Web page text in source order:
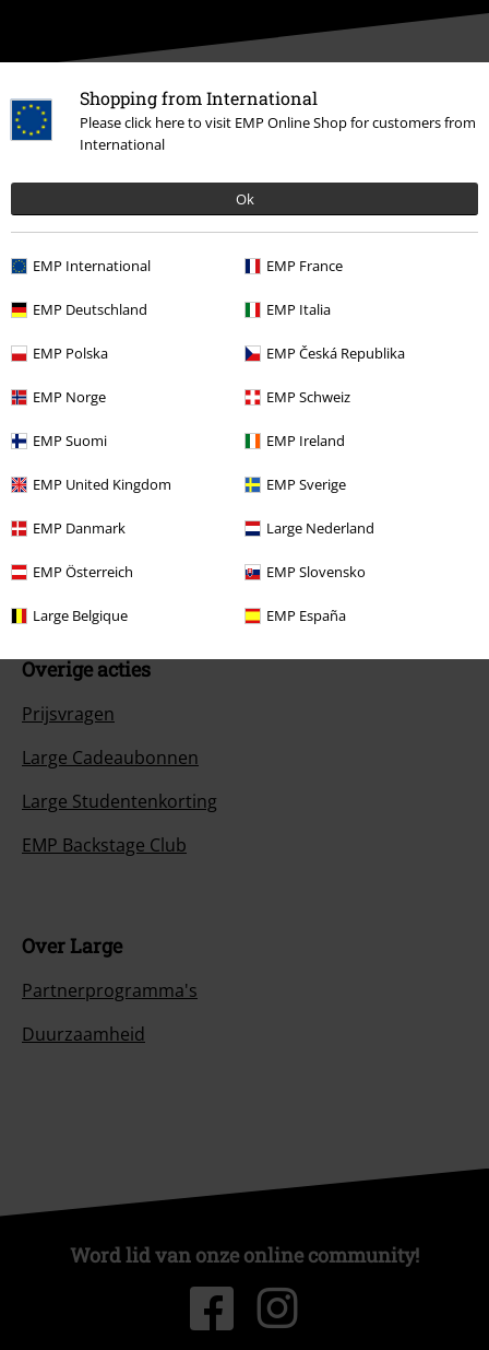
Shopping from International
Please click here to visit EMP Online Shop for customers from
International
Ok
EMP International EMP France
EMP Deutschland EMP Italia
EMP Polska EMP Česká Republika
EMP Norge EMP Schweiz
EMP Suomi EMP Ireland
EMP United Kingdom EMP Sverige
EMP Danmark Large Nederland
EMP Österreich EMP Slovensko
Large Belgique EMP España
Onze klantenservice staat voor je klaar
Klantenservice
Veelgestelde vragen
Retourvoorwaarden
Retourneer item
Algemene maat info
Annuleer mijn BSC-lidmaatschap
Betaalmethodes
Overige acties
Prijsvragen
Large Cadeaubonnen
Large Studentenkorting
EMP Backstage Club
Over Large
Partnerprogramma's
Duurzaamheid
Word lid van onze online community!